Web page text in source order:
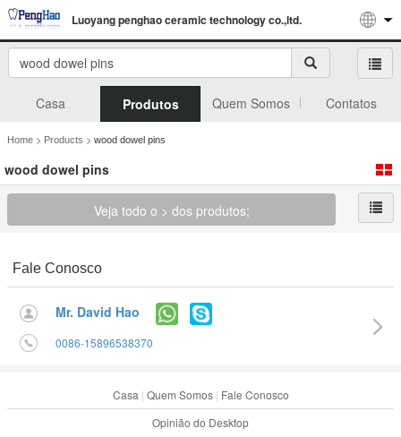
Luoyang penghao ceramic technology co.,ltd.
Casa Produtos Quem Somos Contatos
Home > Products > wood dowel pins
wood dowel pins
Veja todo o > dos produtos;
Fale Conosco
Mr. David Hao
0086-15896538370
Casa | Quem Somos| Fale Conosco
Opinião do Desktop